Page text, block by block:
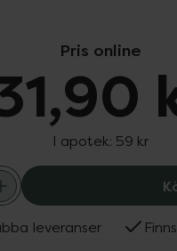
Pris online
I apotek: 59 kr
leveranser